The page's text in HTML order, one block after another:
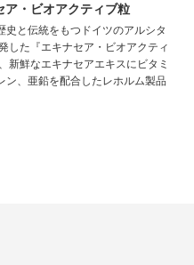
ア・ビオアクティブ粒
史と伝統をもつドイツのアルシタ
した『エキナセア・ビオアクティ
新鮮なエキナセアエキスにビタミ
ン、亜鉛を配合したレホルム製品